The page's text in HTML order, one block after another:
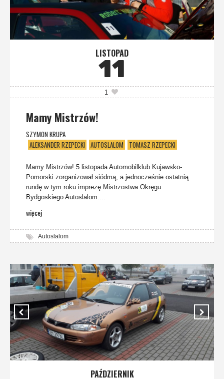
LISTOPAD
11
1
Mamy Mistrzów!
SZYMON KRUPA
ALEKSANDER RZEPECKI AUTOSLALOM TOMASZ RZEPECKI
Mamy Mistrzów! 5 listopada Automobilklub Kujawsko-
Pomorski zorganizował siódmą, a jednocześnie ostatnią
rundę w tym roku imprezę Mistrzostwa Okręgu
Bydgoskiego Autoslalom....
więcej
Autoslalom
PAŹDZIERNIK